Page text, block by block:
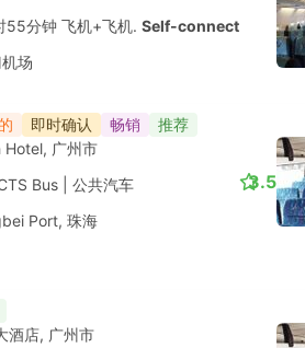
55分钟 飞机+飞机. Self-connect
场
即时确认 畅销 推荐
Hotel, 广州市
Bus 公共汽车
Port, 珠海
3.5
酒店, 广州市